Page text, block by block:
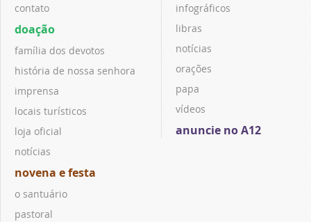
contato
doação
família dos devotos
história de nossa senhora
imprensa
locais turísticos
loja oficial
notícias
novena e festa
o santuário
pastoral
infográficos
libras
notícias
orações
papa
vídeos
anuncie no A12